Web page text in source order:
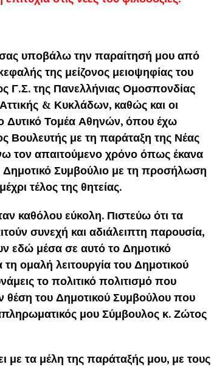
υποβάλω την παραίτησή μου από
της μείζονος μειοψηφίας του
Γ.Σ. της Πανελλήνιας Ομοσπονδίας
& Κυκλάδων, καθώς και οι
Δυτικό Τομέα Αθηνών, όπου έχω
Βουλευτής με τη παράταξη της Νέας
τον απαιτούμενο χρόνο όπως έκανα
Δημοτικό Συμβούλιο με τη προσήλωση
τέλος της θητείας.
καθόλου εύκολη. Πιστεύω ότι τα
συνεχή και αδιάλειπτη παρουσία,
εδώ μέσα σε αυτό το Δημοτικό
ομαλή λειτουργία του Δημοτικού
το πολιτικό πολιτισμό που
θέση του Δημοτικού Συμβούλου που
μου Σύμβουλος κ. Ζώτος
τα μέλη της παράταξής μου, με τους